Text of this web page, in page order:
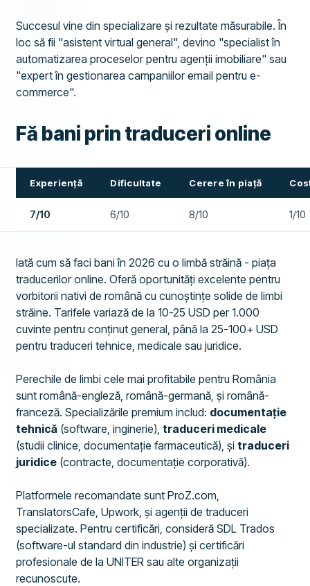
Succesul vine din specializare și rezultate măsurabile. În
loc să fii "asistent virtual general", devino "specialist în
automatizarea proceselor pentru agenții imobiliare" sau
"expert în gestionarea campaniilor email pentru e-
commerce".
Fă bani prin traduceri online
Experiență Dificultate Cerere în piață
7/10 6/10 8/10 1/10
Iată cum să faci bani în 2026 cu o limbă străină - piața
traducerilor online. Oferă oportunități excelente pentru
vorbitorii nativi de română cu cunoștințe solide de limbi
străine. Tarifele variază de la 10-25 USD per 1.000
cuvinte pentru conținut general, până la 25-100+ USD
pentru traduceri tehnice, medicale sau juridice.
Perechile de limbi cele mai profitabile pentru România
sunt română-engleză, română-germană, și română-
franceză. Specializările premium includ: documentație
tehnică (software, inginerie),traduceri medicale
(studii clinice, documentație farmaceutică), șitraduceri
juridice (contracte, documentație corporativă).
Platformele recomandate sunt ProZ.com,
TranslatorsCafe, Upwork, și agenții de traduceri
specializate. Pentru certificări, consideră SDL Trados
(software-ul standard din industrie) și certificări
profesionale de la UNITER sau alte organizații
recunoscute.